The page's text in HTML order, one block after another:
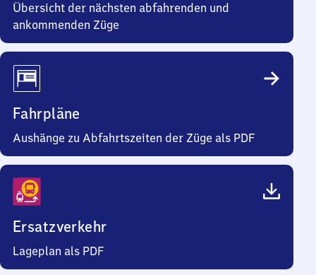
Übersicht der nächsten abfahrenden und
ankommenden Züge
Fahrpläne
Aushänge zu Abfahrtszeiten der Züge als PDF
Ersatzverkehr
Lageplan als PDF